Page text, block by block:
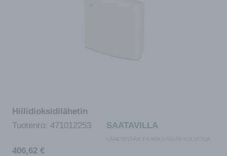
Hiilidioksidilähetin
Tuotenro: 471012253 SAATAVILLA
LÄHETETÄÄN 2-5 ARKIPÄIVÄN KULUTTUA
406,62 €